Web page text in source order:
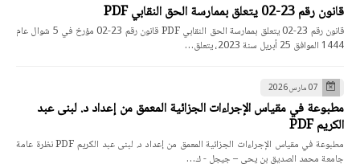
قانون رقم 23-02 يتعلق بممارسة الحق النقابي PDF
قانون رقم 23-02 يتعلق بممارسة الحق النقابي PDF قانون رقم 23-02 مؤرخ في 5 شوال عام
1444 الموافق 25 أبريل سنة 2023، يتعلق…
07 مارس 2026
مطبوعة في مقياس الإجراءات الجزائية المعمق من إعداد د. لبنى عبد
الكريم PDF
مطبوعة في مقياس الإجراءات الجزائية المعمق من إعداد د. لبنى عبد الكريم PDF نظرة عامة
جامعة محمد الصديق بن يحي – جيجل - ك…